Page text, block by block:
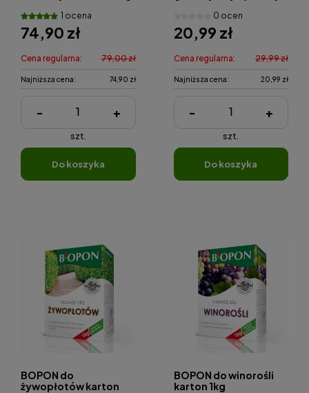
1 ocena
74,90 zł
Cena regularna: 79,00 zł
Najniższa cena: 74,90 zł
- +
szt.
do koszyka
0 ocen
20,99 zł
Cena regularna: 29,99 zł
Najniższa cena: 20,99 zł
- +
szt.
do koszyka
BOPON do
żywopłotów karton
BOPON do winorośli
karton 1kg